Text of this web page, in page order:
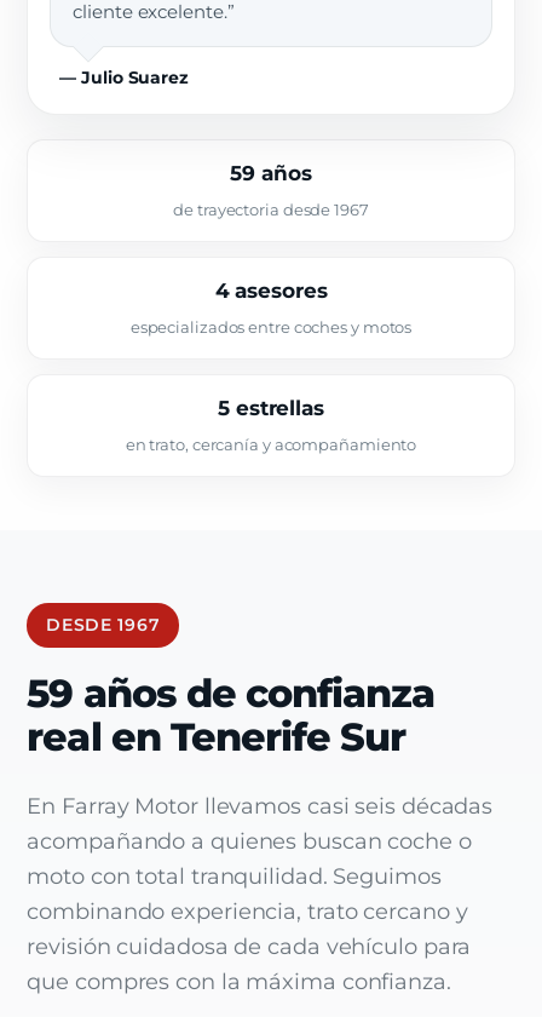
cliente excelente.”
— Julio Suarez
59 años
de trayectoria desde 1967
4 asesores
especializados entre coches y motos
5 estrellas
en trato, cercanía y acompañamiento
DESDE 1967
59 años de confianza
real en Tenerife Sur
En Farray Motor llevamos casi seis décadas
acompañando a quienes buscan coche o
moto con total tranquilidad. Seguimos
combinando experiencia, trato cercano y
revisión cuidadosa de cada vehículo para
que compres con la máxima confianza.